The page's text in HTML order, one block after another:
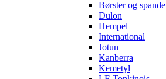
Børster og spande
Dulon
Hempel
International
Jotun
Kanberra
Kemetyl